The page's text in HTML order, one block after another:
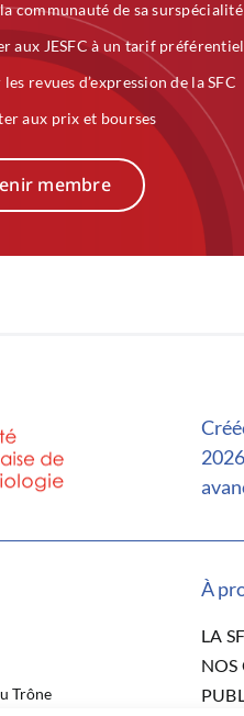
communauté de sa surspécialité
aux JESFC à un tarif préférentiel
revues d’expression de la SFC
aux prix et bourses
membre
Trône
À
LA